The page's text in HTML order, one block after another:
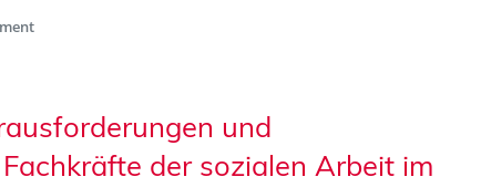
und
der sozialen Arbeit im